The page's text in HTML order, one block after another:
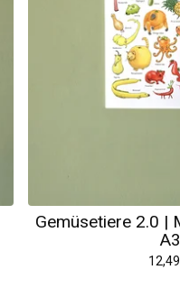
Gemüsetiere 2.0 |
A3